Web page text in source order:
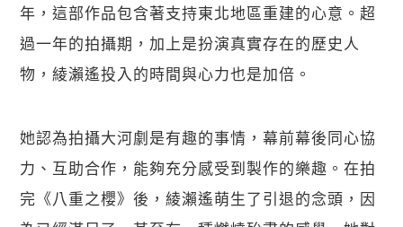
年，這部作品包含著支持東北地區重建的心意。超
過一年的拍攝期，加上是扮演真實存在的歷史人
物，綾瀨遙投入的時間與心力也是加倍。
她認為拍攝大河劇是有趣的事情，幕前幕後同心協
力、互助合作，能夠充分感受到製作的樂趣。在拍
完《八重之櫻》後，綾瀨遙萌生了引退的念頭，因